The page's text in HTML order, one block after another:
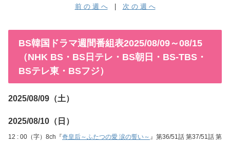
前 の 週 へ| 次 の 週 へ
BS韓国ドラマ週間番組表2025/08/09～08/15
（NHK BS・BS日テレ・BS朝日・BS-TBS・
BSテレ東・BSフジ）
2025/08/09（土）
2025/08/10（日）
12 : 00（字）8ch『奇皇后～ふたつの愛 涙の誓い～ 』第36/51話 第37/51話 第